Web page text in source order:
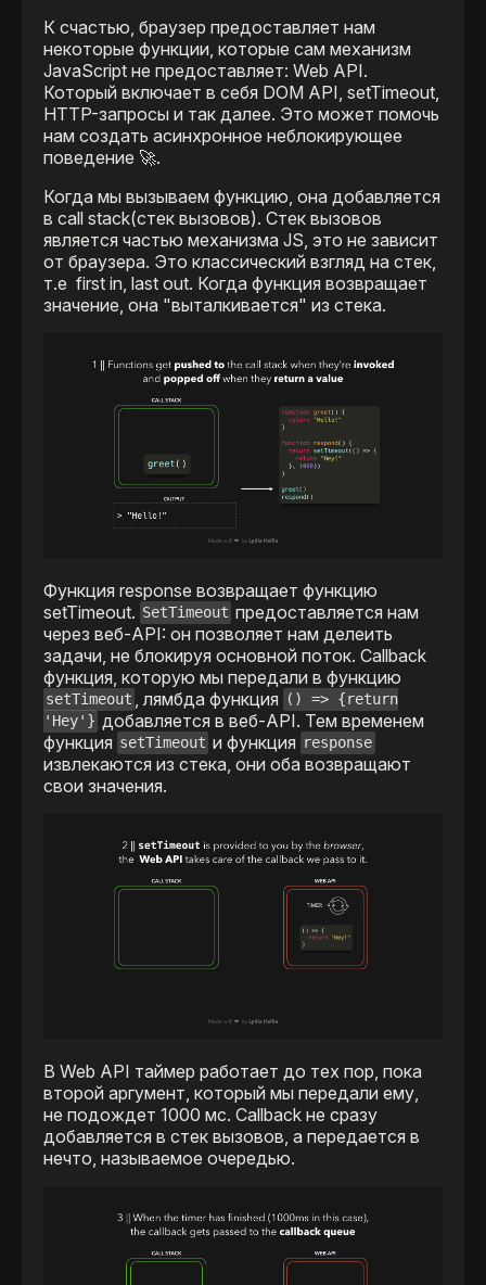
К счастью, браузер предоставляет нам
некоторые функции, которые сам механизм
JavaScript не предоставляет: Web API.
Который включает в себя DOM API, setTimeout,
HTTP-запросы и так далее. Это может помочь
нам создать асинхронное неблокирующее
поведение 🚀.
Когда мы вызываем функцию, она добавляется
в call stack(стек вызовов). Стек вызовов
является частью механизма JS, это не зависит
от браузера. Это классический взгляд на стек,
т.е first in, last out. Когда функция возвращает
значение, она "выталкивается" из стека.
Функция response возвращает функцию
setTimeout. SetTimeout предоставляется нам
через веб-API: он позволяет нам делеить
задачи, не блокируя основной поток. Callback
функция, которую мы передали в функцию
setTimeout , лямбда функция
() => {return
'Hey'} добавляется в веб-API. Тем временем
функция setTimeout и функция response
извлекаются из стека, они оба возвращают
свои значения.
В Web API таймер работает до тех пор, пока
второй аргумент, который мы передали ему,
не подождет 1000 мс. Callback не сразу
добавляется в стек вызовов, а передается в
нечто, называемое очередью.